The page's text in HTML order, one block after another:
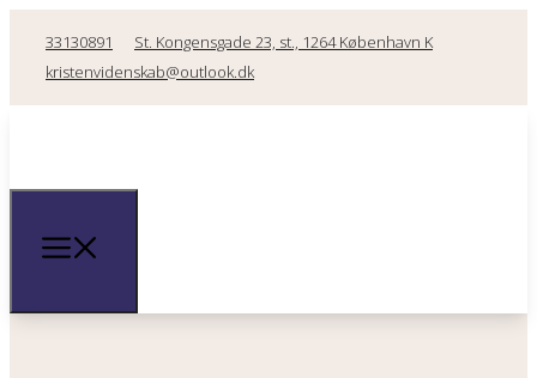
33130891
St. Kongensgade 23, st., 1264 København K
kristenvidenskab@outlook.dk